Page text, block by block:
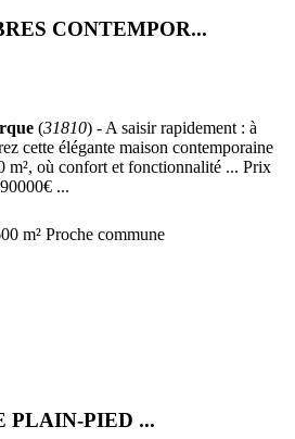
CONTEMPOR...
(31810) - A saisir rapidement : à
cette élégante maison contemporaine
m², où confort et fonctionnalité ... Prix
...
m² Proche commune
PLAIN-PIED ...